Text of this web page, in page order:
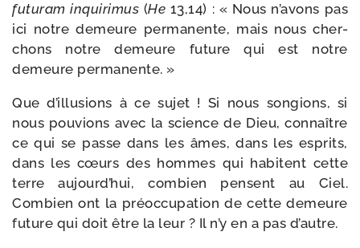
futu­ram inqui­ri­mus (He 13,14) : « Nous n’avons pas
ici notre demeure per­ma­nente, mais nous cher­
chons notre demeure future qui est notre
demeure permanente. »
Que d’illusions à ce sujet ! Si nous son­gions, si
nous pou­vions avec la science de Dieu, connaître
ce qui se passe dans les âmes, dans les esprits,
dans les cœurs des hommes qui habitent cette
terre aujourd’hui, com­bien pensent au Ciel.
Combien ont la pré­oc­cu­pa­tion de cette demeure
future qui doit être la leur ? Il n’y en a pas d’autre.